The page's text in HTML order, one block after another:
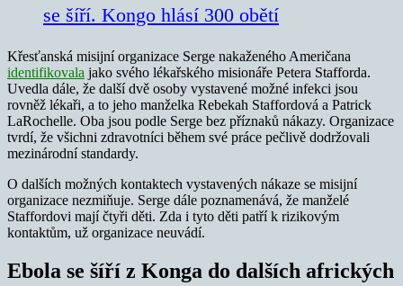
se šíří. Kongo hlásí 300 obětí
Křesťanská misijní organizace Serge nakaženého Američana
identifikovala jako svého lékařského misionáře Petera Stafforda.
Uvedla dále, že další dvě osoby vystavené možné infekci jsou
rovněž lékaři, a to jeho manželka Rebekah Staffordová a Patrick
LaRochelle. Oba jsou podle Serge bez příznaků nákazy. Organizace
tvrdí, že všichni zdravotníci během své práce pečlivě dodržovali
mezinárodní standardy.
O dalších možných kontaktech vystavených nákaze se misijní
organizace nezmiňuje. Serge dále poznamenává, že manželé
Staffordovi mají čtyři děti. Zda i tyto děti patří k rizikovým
kontaktům, už organizace neuvádí.
Ebola se šíří z Konga do dalších afrických